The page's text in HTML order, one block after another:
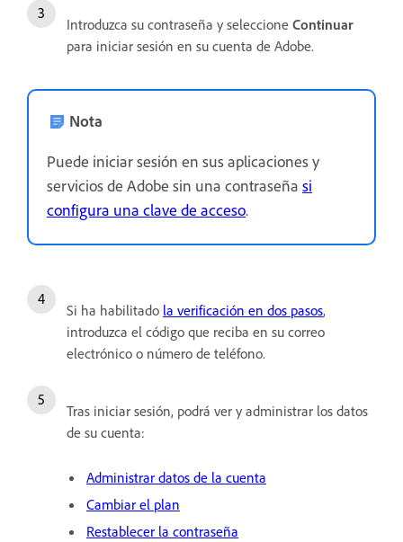
Introduzca su contraseña y seleccione Continuar
para iniciar sesión en su cuenta de Adobe.
Nota
Puede iniciar sesión en sus aplicaciones y
servicios de Adobe sin una contraseña si
configura una clave de acceso.
Si ha habilitado la verificación en dos pasos,
introduzca el código que reciba en su correo
electrónico o número de teléfono.
Tras iniciar sesión, podrá ver y administrar los datos
de su cuenta:
Administrar datos de la cuenta
Cambiar el plan
Restablecer la contraseña